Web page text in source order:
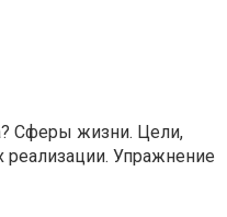
Сферы жизни. Цели,
реализации. Упражнение